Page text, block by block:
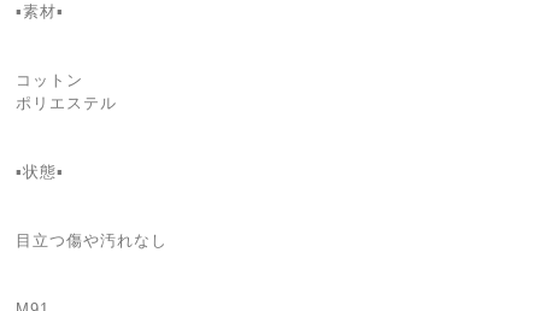
▪素材▪
コットン
ポリエステル
▪状態▪
目立つ傷や汚れなし